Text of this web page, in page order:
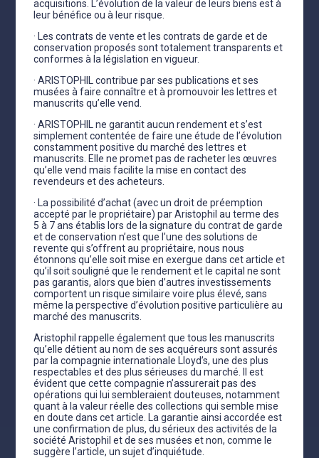
acquisitions. L’évolution de la valeur de leurs biens est à
leur bénéfice ou à leur risque.
· Les contrats de vente et les contrats de garde et de
conservation proposés sont totalement transparents et
conformes à la législation en vigueur.
· ARISTOPHIL contribue par ses publications et ses
musées à faire connaître et à promouvoir les lettres et
manuscrits qu’elle vend.
· ARISTOPHIL ne garantit aucun rendement et s’est
simplement contentée de faire une étude de l’évolution
constamment positive du marché des lettres et
manuscrits. Elle ne promet pas de racheter les œuvres
qu’elle vend mais facilite la mise en contact des
revendeurs et des acheteurs.
· La possibilité d’achat (avec un droit de préemption
accepté par le propriétaire) par Aristophil au terme des
5 à 7 ans établis lors de la signature du contrat de garde
et de conservation n’est que l’une des solutions de
revente qui s’offrent au propriétaire, nous nous
étonnons qu’elle soit mise en exergue dans cet article et
qu’il soit souligné que le rendement et le capital ne sont
pas garantis, alors que bien d’autres investissements
comportent un risque similaire voire plus élevé, sans
même la perspective d’évolution positive particulière au
marché des manuscrits.
Aristophil rappelle également que tous les manuscrits
qu’elle détient au nom de ses acquéreurs sont assurés
par la compagnie internationale Lloyd’s, une des plus
respectables et des plus sérieuses du marché. Il est
évident que cette compagnie n’assurerait pas des
opérations qui lui sembleraient douteuses, notamment
quant à la valeur réelle des collections qui semble mise
en doute dans cet article. La garantie ainsi accordée est
une confirmation de plus, du sérieux des activités de la
société Aristophil et de ses musées et non, comme le
suggère l’article, un sujet d’inquiétude.